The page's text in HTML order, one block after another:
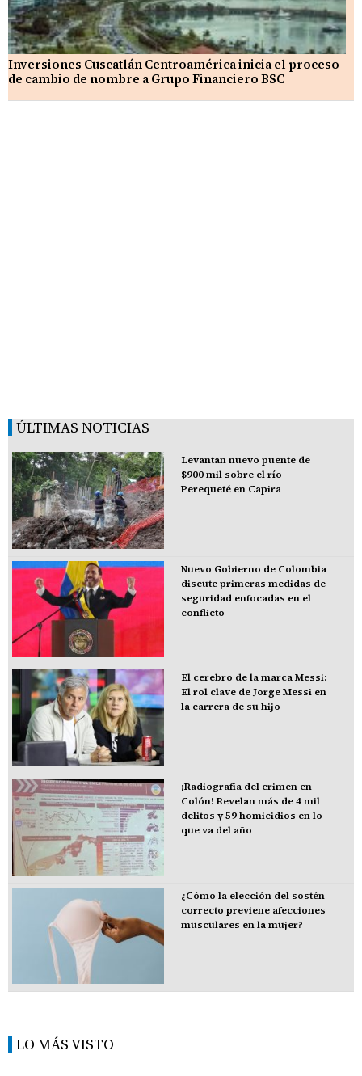
Inversiones Cuscatlán Centroamérica inicia el proceso
de cambio de nombre a Grupo Financiero BSC
ÚLTIMAS NOTICIAS
Levantan nuevo puente de
$900 mil sobre el río
Perequeté en Capira
Nuevo Gobierno de Colombia
discute primeras medidas de
seguridad enfocadas en el
conflicto
El cerebro de la marca Messi:
El rol clave de Jorge Messi en
la carrera de su hijo
¡Radiografía del crimen en
Colón! Revelan más de 4 mil
delitos y 59 homicidios en lo
que va del año
¿Cómo la elección del sostén
correcto previene afecciones
musculares en la mujer?
LO MÁS VISTO